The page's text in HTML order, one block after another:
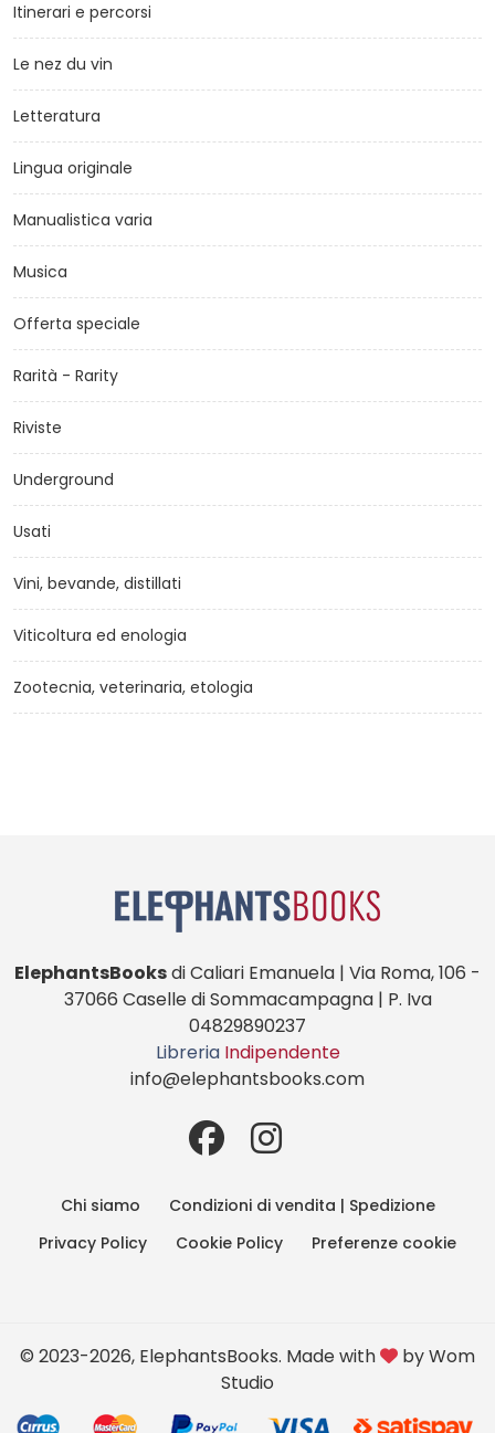
Itinerari e percorsi
Le nez du vin
Letteratura
Lingua originale
Manualistica varia
Musica
Offerta speciale
Rarità - Rarity
Riviste
Underground
Usati
Vini, bevande, distillati
Viticoltura ed enologia
Zootecnia, veterinaria, etologia
ElephantsBooksdi Caliari Emanuela | Via Roma, 106 -
37066 Caselle di Sommacampagna | P. Iva
04829890237
Libreria Indipendente
info@elephantsbooks.com
Chi siamo
Condizioni di vendita | Spedizione
Privacy Policy
Cookie Policy Preferenze cookie
© 2023-2026, ElephantsBooks. Made with byWom
Studio